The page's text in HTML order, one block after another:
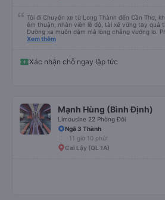
Tôi đi Chuyến xe từ Long Thành đến Cần Thơ,
êm thuận, nhân viên lễ độ, tài xế vững tay quả thật khiến tôi an tâm, mãn ý.
Đường xa muôn dặm mà lòng chẳng vướng lo.
nghiêm cẩn, hiếm thấy giữa thời buổi kim tiền
Xem thêm
Xác nhận chỗ ngay lập tức
Mạnh Hùng (Bình Định)
Limousine 22 Phòng Đôi
Ngã 3 Thành
11 giờ 10 phút
Cai Lậy (QL 1A)